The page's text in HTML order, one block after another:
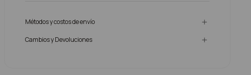
Métodos y costos de envío
Cambios y Devoluciones